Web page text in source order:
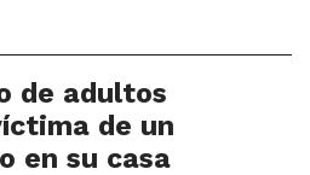
de adultos
de un
en su casa